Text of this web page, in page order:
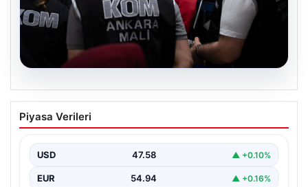
05.08.2026
Erdal Beşikçioğlu’nun Esrar Testi Pozitif
Çıktı; Görevden Uzaklaştırılmıştı
rüşvet operasyonu kapsamında tutuklanan Belediye
Başkanı Erdal Beşikçioğlu’nun…
Piyasa Verileri
USD 47.58 ▲ +0.10%
EUR 54.94 ▲ +0.16%